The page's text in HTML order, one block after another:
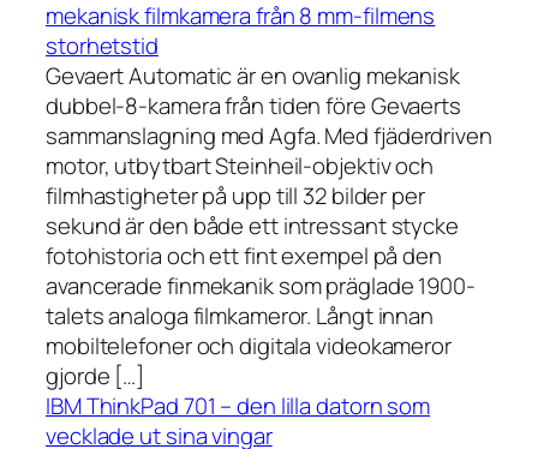
mekanisk filmkamera från 8 mm-filmens
storhetstid
Gevaert Automatic är en ovanlig mekanisk
dubbel-8-kamera från tiden före Gevaerts
sammanslagning med Agfa. Med fjäderdriven
motor, utbytbart Steinheil-objektiv och
filmhastigheter på upp till 32 bilder per
sekund är den både ett intressant stycke
fotohistoria och ett fint exempel på den
avancerade finmekanik som präglade 1900-
talets analoga filmkameror. Långt innan
mobiltelefoner och digitala videokameror
gjorde […]
IBM ThinkPad 701 – den lilla datorn som
vecklade ut sina vingar